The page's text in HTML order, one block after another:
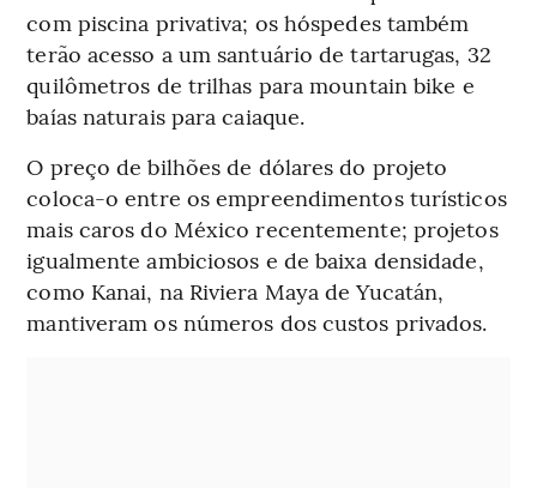
com piscina privativa; os hóspedes também
terão acesso a um santuário de tartarugas, 32
quilômetros de trilhas para mountain bike e
baías naturais para caiaque.
O preço de bilhões de dólares do projeto
coloca-o entre os empreendimentos turísticos
mais caros do México recentemente; projetos
igualmente ambiciosos e de baixa densidade,
como Kanai, na Riviera Maya de Yucatán,
mantiveram os números dos custos privados.